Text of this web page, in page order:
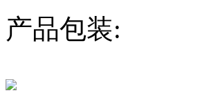
产品包装: